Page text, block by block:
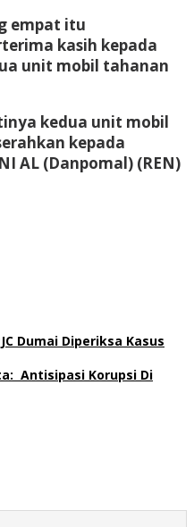
empat itu
kasih kepada
unit mobil tahanan
kedua unit mobil
kepada
AL (Danpomal) (REN)
Dumai Diperiksa Kasus
Antisipasi Korupsi Di